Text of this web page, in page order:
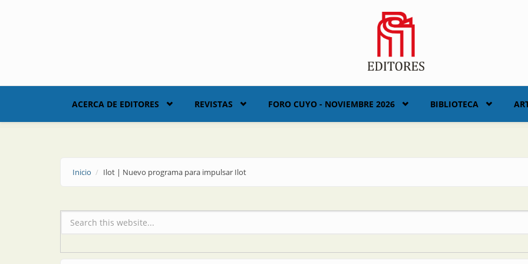
ACERCA DE EDITORES REVISTAS FORO CUYO - NOVIEMBRE 2026 BIBLIOTECA
Inicio Ilot | Nuevo programa para impulsar Ilot
Formulario de búsqueda